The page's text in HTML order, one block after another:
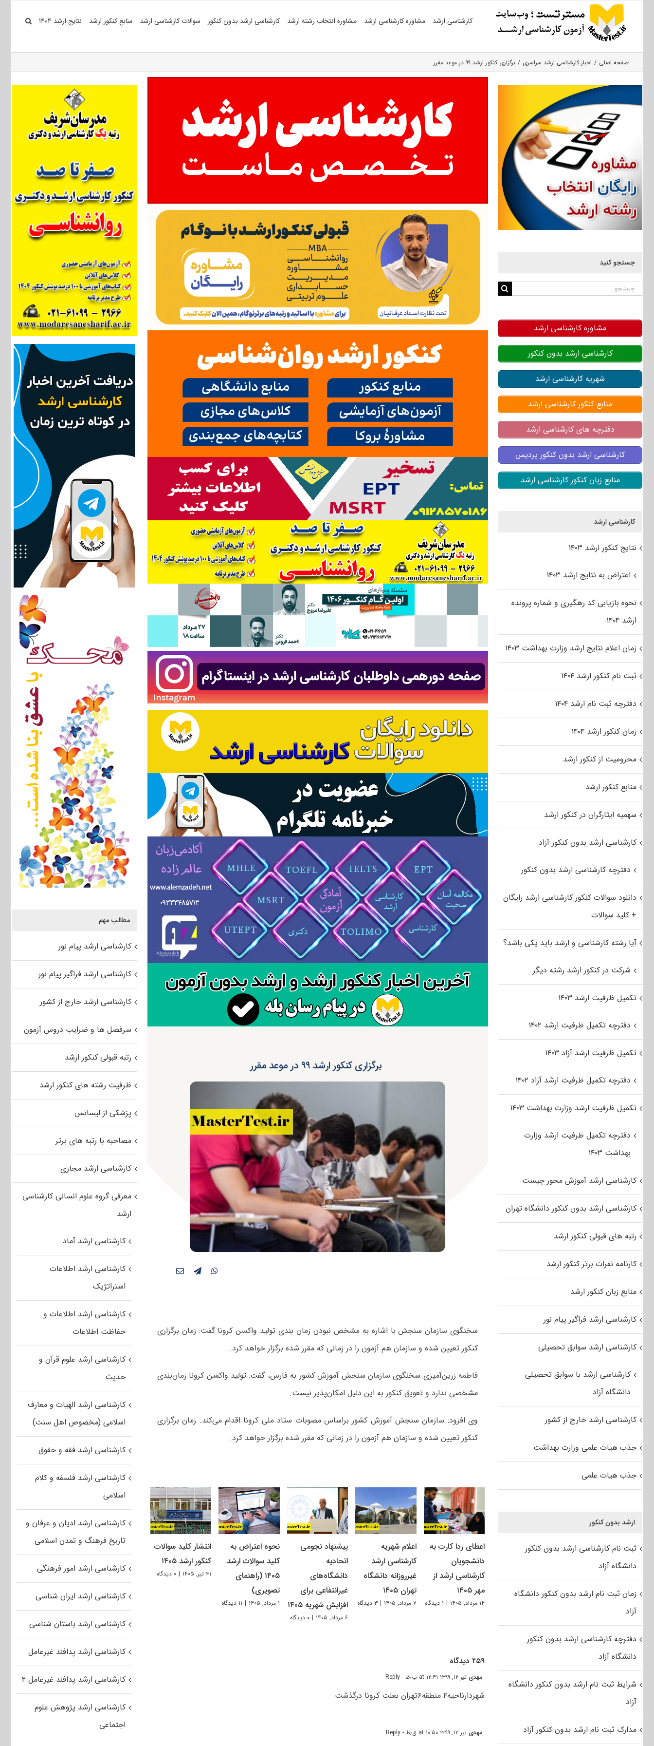
کارشناسی ارشد مشاوره کارشناسی ارشد مشاوره انتخاب رشته ارشد کارشناسی ارشد بدون کنکور سوالات کارشناسی ارشد منابع کنکور ارشد نتایج ارشد ۱۴۰۴
صفحه اصلی اخبار کارشناسی ارشد سراسری برگزاری کنکور ارشد ۹۹ در موعد مقرر
برگزاری کنکور ارشد ۹۹ در موعد مقرر
سخنگوی سازمان سنجش با اشاره به مشخص نبودن زمان بندی تولید واکسن کرونا گفت: زمان برگزاری
کنکور تعیین شده و سازمان هم آزمون را در زمانی که مقرر شده برگزار خواهد کرد.
فاطمه زرین‌آمیزی سخنگوی سازمان سنجش آموزش کشور به فارس، گفت: تولید واکسن کرونا زمان‌بندی
مشخصی ندارد و تعویق کنکور به این دلیل امکان‌پذیر نیست.
وی افزود: سازمان سنجش آموزش کشور براساس مصوبات ستاد ملی کرونا اقدام می‌کند. زمان برگزاری
کنکور تعیین شده و سازمان هم آزمون را در زمانی که مقرر شده برگزار خواهد کرد.
اعطای ردا کارت به
دانشجویان
کارشناسی ارشد از
مهر ۱۴۰۵
۱۴ مرداد, ۱۴۰۵ | ۱ دیدگاه
اعلام شهریه
کارشناسی ارشد
غیرروزانه دانشگاه
تهران ۱۴۰۵
۷ مرداد, ۱۴۰۵ | ۳ دیدگاه
پیشنهاد نجومی
اتحادیه
دانشگاه‌های
غیرانتفاعی برای
افزایش شهریه ۱۴۰۵
۶ مرداد, ۱۴۰۵ | ۰ دیدگاه
نحوه اعتراض به
کلید سوالات ارشد
۱۴۰۵ (راهنمای
تصویری)
۱ مرداد, ۱۴۰۵ | ۱۱ دیدگاه
انتشار کلید سوالات
کنکور ارشد ۱۴۰۵
۳۱ تیر, ۱۴۰۵ | ۰ دیدگاه
۲۵۹ دیدگاه
مهدی تیر ۱۲, ۱۳۹۹ at ۱۲:۴۱ ب٫ظ - Reply
شهردارناحیه۴ منطقه۶تهران بعلت کرونا درگذشت
مهدی تیر ۱۲, ۱۳۹۹ at ۱۰:۵۰ ق٫ظ - Reply
مطالب مهم
کارشناسی ارشد پیام نور
کارشناسی ارشد فراگیر پیام نور
کارشناسی ارشد خارج از کشور
سرفصل ها و ضرایب دروس آزمون
رتبه قبولی کنکور ارشد
ظرفیت رشته های کنکور ارشد
پزشکی از لیسانس
مصاحبه با رتبه های برتر
کارشناسی ارشد مجازی
معرفی گروه علوم انسانی کارشناسی
ارشد
کارشناسی ارشد آماد
کارشناسی ارشد اطلاعات
استراتژیک
کارشناسی ارشد اطلاعات و
حفاظت اطلاعات
کارشناسی ارشد علوم قرآن و
حدیث
کارشناسی ارشد الهیات و معارف
اسلامی (مخصوص اهل سنت)
کارشناسی ارشد فقه و حقوق
کارشناسی ارشد فلسفه و کلام
اسلامی
کارشناسی ارشد ادیان و عرفان و
تاریخ فرهنگ و تمدن اسلامی
کارشناسی ارشد امور فرهنگی
کارشناسی ارشد ایران شناسی
کارشناسی ارشد باستان شناسی
کارشناسی ارشد پدافند غیرعامل
کارشناسی ارشد پدافند غیرعامل ۲
کارشناسی ارشد پژوهش علوم
اجتماعی
جستجو کنید
جستجو
مشاوره کارشناسی ارشد
کارشناسی ارشد بدون کنکور
شهریه کارشناسی ارشد
منابع کنکور کارشناسی ارشد
دفترچه های کارشناسی ارشد
کارشناسی ارشد بدون کنکور پردیس
منابع زبان کنکور کارشناسی ارشد
کارشناسی ارشد
نتایج کنکور ارشد ۱۴۰۳
اعتراض به نتایج ارشد ۱۴۰۳
نحوه بازیابی کد رهگیری و شماره پرونده
ارشد ۱۴۰۴
زمان اعلام نتایج ارشد وزارت بهداشت ۱۴۰۳
ثبت نام کنکور ارشد ۱۴۰۴
دفترچه ثبت نام ارشد ۱۴۰۴
زمان کنکور ارشد ۱۴۰۴
محرومیت از کنکور ارشد
منابع کنکور ارشد
سهمیه ایثارگران در کنکور ارشد
کارشناسی ارشد بدون کنکور آزاد
دفترچه کارشناسی ارشد بدون کنکور
دانلود سوالات کنکور کارشناسی ارشد رایگان
+ کلید سوالات
آیا رشته کارشناسی و ارشد باید یکی باشد؟
شرکت در کنکور ارشد رشته دیگر
تکمیل ظرفیت ارشد ۱۴۰۳
دفترچه تکمیل ظرفیت ارشد ۱۴۰۲
تکمیل ظرفیت ارشد آزاد ۱۴۰۳
دفترچه تکمیل ظرفیت ارشد آزاد ۱۴۰۲
تکمیل ظرفیت ارشد وزارت بهداشت ۱۴۰۳
دفترچه تکمیل ظرفیت ارشد وزارت
بهداشت ۱۴۰۳
کارشناسی ارشد آموزش محور چیست
کارشناسی ارشد بدون کنکور دانشگاه تهران
رتبه های قبولی کنکور ارشد
کارنامه نفرات برتر کنکور ارشد
منابع زبان کنکور ارشد
کارشناسی ارشد فراگیر پیام نور
کارشناسی ارشد سوابق تحصیلی
کارشناسی ارشد با سوابق تحصیلی
دانشگاه آزاد
کارشناسی ارشد خارج از کشور
جذب هیات علمی وزارت بهداشت
جذب هیات علمی
ارشد بدون کنکور
ثبت نام کارشناسی ارشد بدون کنکور
دانشگاه آزاد
زمان ثبت نام ارشد بدون کنکور دانشگاه
آزاد
دفترچه کارشناسی ارشد بدون کنکور
دانشگاه آزاد
شرایط ثبت نام ارشد بدون کنکور دانشگاه
آزاد
مدارک ثبت نام ارشد بدون کنکور آزاد